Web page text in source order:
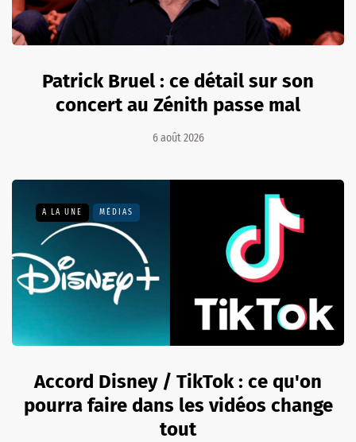
Patrick Bruel : ce détail sur son
concert au Zénith passe mal
6 août 2026
A LA UNE MÉDIAS
Accord Disney / TikTok : ce qu'on
pourra faire dans les vidéos change
tout